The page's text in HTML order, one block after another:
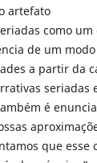
artefato
como um
de um
a partir da
seriadas
é
que esse